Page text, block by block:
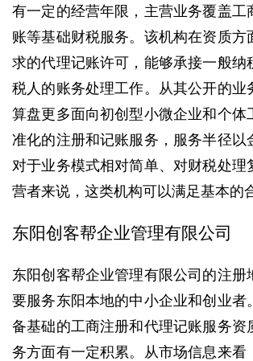
有一定的经营年限，主营业务覆盖工
账等基础财税服务。该机构在资质方
求的代理记账许可，能够承接一般纳
税人的账务处理工作。从其公开的业
算盘更多面向初创型小微企业和个体
准化的注册和记账服务，服务半径以
对于业务模式相对简单、对财税处理
营者来说，这类机构可以满足基本的
东阳创客帮企业管理有限公司
东阳创客帮企业管理有限公司的注册
要服务东阳本地的中小企业和创业者
备基础的工商注册和代理记账服务资
务方面有一定积累。从市场信息来看